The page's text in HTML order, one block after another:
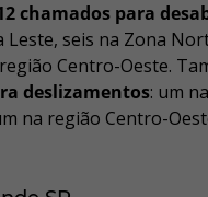
chamados para
Leste, seis na Zona
Centro-Oeste.
deslizamentos: um
na região Centro-